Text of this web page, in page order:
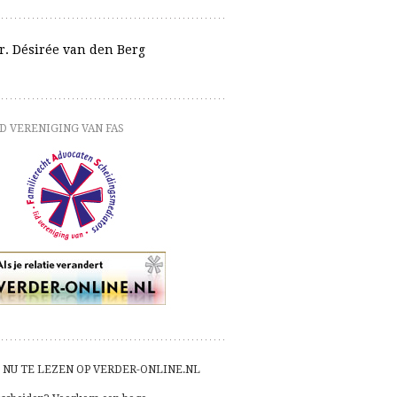
Désirée van den Berg
VERENIGING VAN FAS
NU TE LEZEN OP VERDER-ONLINE.NL